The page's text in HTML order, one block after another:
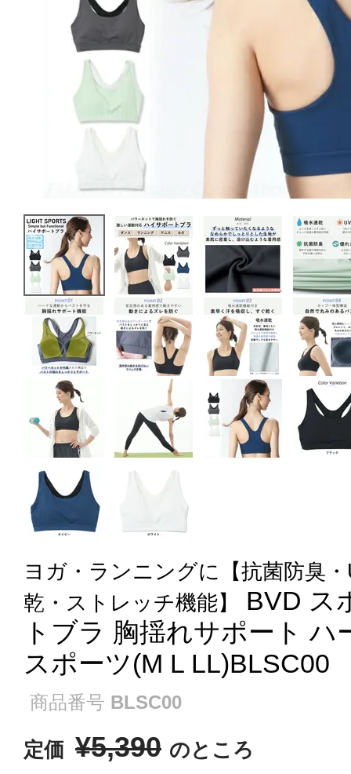
ヨガ・ランニングに【抗菌防臭
乾・ストレッチ機能】
BVD ス
トブラ 胸揺れサポート
スポーツ(M L LL)BLSC00
商品番号 BLSC00
定価 ¥5,390 のところ